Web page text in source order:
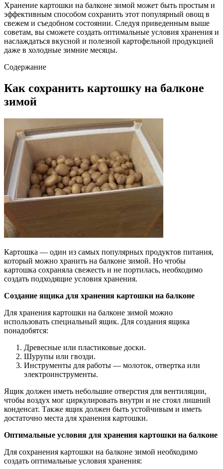
Хранение картошки на балконе зимой может быть простым и
эффективным способом сохранить этот популярный овощ в
свежем и съедобном состоянии. Следуя приведенным выше
советам, вы сможете создать оптимальные условия хранения и
наслаждаться вкусной и полезной картофельной продукцией
даже в холодные зимние месяцы.
Содержание
Как сохранить картошку на балконе
зимой
Картошка — один из самых популярных продуктов питания,
который можно хранить на балконе зимой. Но чтобы
картошка сохраняла свежесть и не портилась, необходимо
создать подходящие условия хранения.
Создание ящика для хранения картошки на балконе
Для хранения картошки на балконе зимой можно
использовать специальный ящик. Для создания ящика
понадобятся:
Древесные или пластиковые доски.
Шурупы или гвозди.
Инструменты для работы — молоток, отвертка или
электроинструменты.
Ящик должен иметь небольшие отверстия для вентиляции,
чтобы воздух мог циркулировать внутри и не стоял лишний
конденсат. Также ящик должен быть устойчивым и иметь
достаточно места для хранения картошки.
Оптимальные условия для хранения картошки на балконе
Для сохранения картошки на балконе зимой необходимо
создать оптимальные условия хранения: